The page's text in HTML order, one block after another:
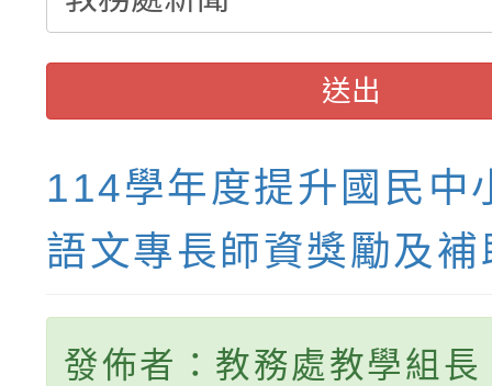
送出
114學年度提升國民中
語文專長師資獎勵及補
發佈者：教務處教學組長